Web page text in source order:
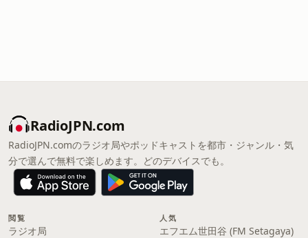
RadioJPN.com
RadioJPN.comのラジオ局やポッドキャストを都市・ジャンル・気
分で選んで無料で楽しめます。どのデバイスでも。
閲覧
ラジオ局
人気
エフエム世田谷 (FM Setagaya)